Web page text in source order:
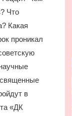
Что
Какая
проникал
в
«ДК